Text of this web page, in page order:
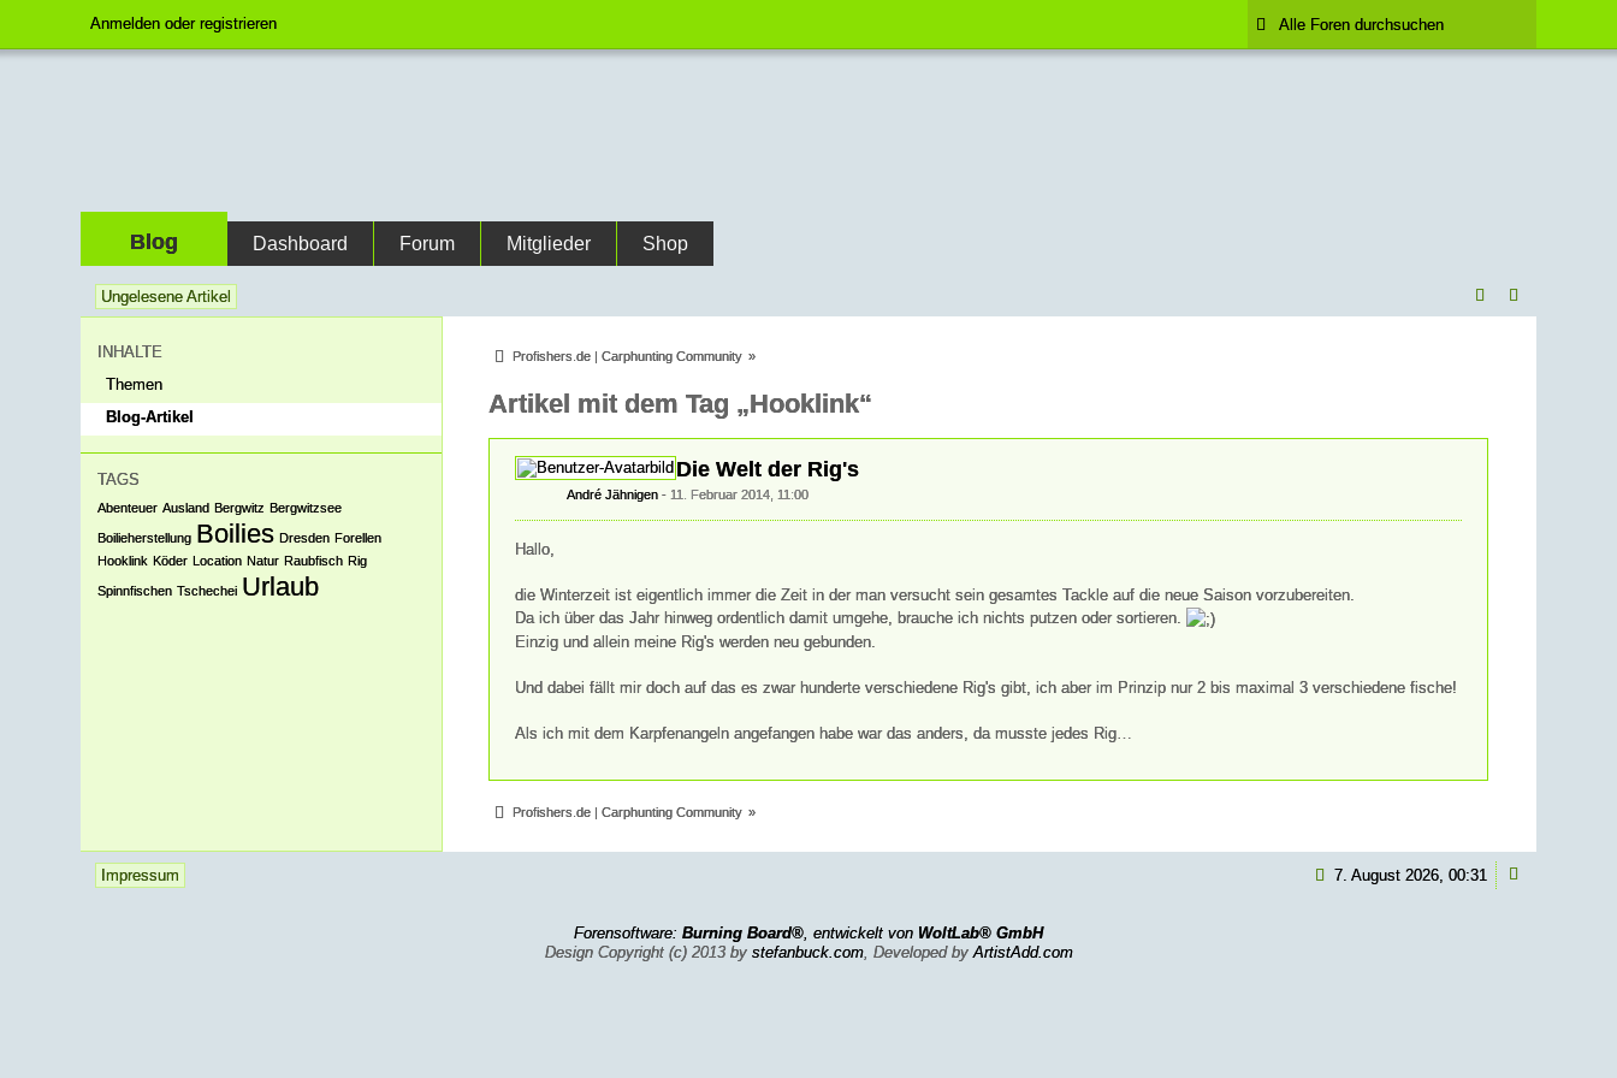
Anmelden oder registrieren
Blog Dashboard Forum Mitglieder Shop
Ungelesene Artikel
INHALTE
Themen
Blog-Artikel
TAGS
Abenteuer Ausland Bergwitz Bergwitzsee
Boilieherstellung Boilies Dresden Forellen
Hooklink Köder Location Natur Raubfisch Rig
Spinnfischen Tschechei Urlaub
Profishers.de | Carphunting Community »
Artikel mit dem Tag „Hooklink“
Die Welt der Rig's
André Jähnigen 11. Februar 2014, 11:00
Hallo,
die Winterzeit ist eigentlich immer die Zeit in der man versucht sein gesamtes Tackle auf die neue Saison vorzubereiten.
Da ich über das Jahr hinweg ordentlich damit umgehe, brauche ich nichts putzen oder sortieren.
Einzig und allein meine Rig's werden neu gebunden.
Und dabei fällt mir doch auf das es zwar hunderte verschiedene Rig's gibt, ich aber im Prinzip nur 2 bis maximal 3 verschiedene fische!
Als ich mit dem Karpfenangeln angefangen habe war das anders, da musste jedes Rig…
Profishers.de | Carphunting Community »
Impressum 7. August 2026, 00:31
Forensoftware: Burning Board®, entwickelt von WoltLab® GmbH
Design Copyright (c) 2013 by stefanbuck.com, Developed byArtistAdd.com